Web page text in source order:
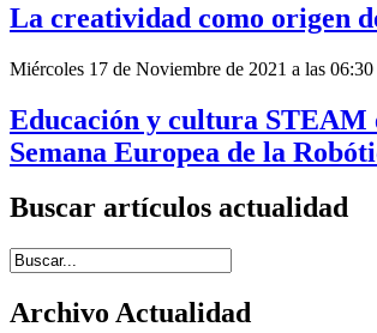
La creatividad como origen
Miércoles 17 de Noviembre de 2021 a las 06:30
Educación y cultura STEAM
Semana Europea de la
Buscar artículos actualidad
Introduce términos de búsqueda
Archivo Actualidad